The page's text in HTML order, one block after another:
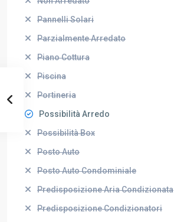
Pannelli Solari
Parzialmente Arredato
Piano Cottura
Piscina
Portineria
Possibilità Arredo
Possibilità Box
Posto Auto
Posto Auto Condominiale
Predisposizione Aria Condizionata
Predisposizione Condizionatori